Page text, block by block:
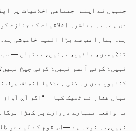
جنہوں نے اپنے اجتماعی اخلاقیات پر
دی ہے۔ یہ معاشرہ اخلاقیات کے جنازے
ہے۔ ہمارا سب سے بڑا المیہ خاموشی
تنظیمیں، مائیں، بہنیں، بیٹیاں —
نہیں؟ کوئی آنسو نہیں؟ کوئی چیخ
کتابوں میں رہ گئی ہے؟کیا انصاف صرف
میاں غفار نے ٹھیک کہا —“اگر آج آواز
یہ واقعہ تمہارے دروازے پر کھڑا
نہیں،یہ نوحہ ہے —اس قوم کے لیے جو